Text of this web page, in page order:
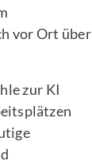
vor Ort über
zur KI